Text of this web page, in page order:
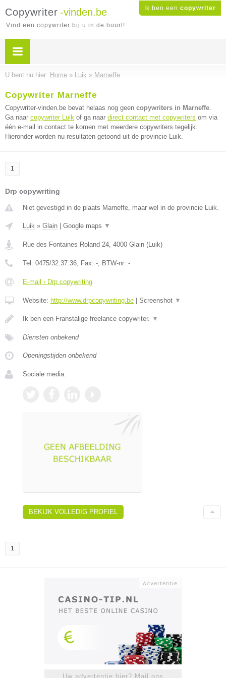
Ik ben een copywriter
Copywriter -vinden.be
Vind een copywriter bij u in de buurt!
U bent nu hier: Home » Luik » Marneffe
Copywriter Marneffe
Copywriter-vinden.be bevat helaas nog geen copywriters in Marneffe.
Ga naar copywriter Luik of ga naar direct contact met copywriters om via
één e-mail in contact te komen met meerdere copywriters tegelijk.
Hieronder worden nu resultaten getoond uit de provincie Luik.
1
Drp copywriting
Niet gevestigd in de plaats Marneffe, maar wel in de provincie Luik.
Luik » Glain Google maps ▼
Rue des Fontaines Roland 24, 4000 Glain (Luik)
Tel: 0475/32.37.36, Fax: -, BTW-nr: -
E-mail › Drp copywriting
Website: http://www.drpcopywriting.be Screenshot ▼
Ik ben een Franstalige freelance copywriter. ▼
Diensten onbekend
Openingstijden onbekend
Sociale media:
BEKIJK VOLLEDIG PROFIEL
1
Uw advertentie hier? Mail ons